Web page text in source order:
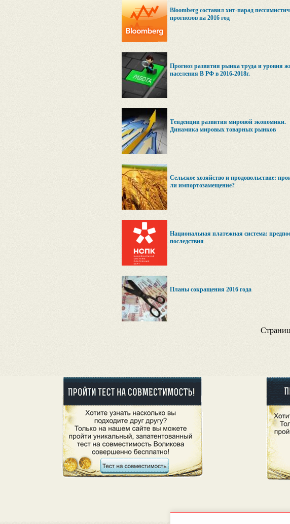
Bloomberg составил хит-парад
прогнозов на 2016 год
Прогноз развития рынка труда и уровня
населения В РФ в 2016-2018г.
Тенденции развития мировой экономики.
Динамика мировых товарных рынков
Cельское хозяйство и продовольствие:
ли импортозамещение?
Национальная платежная система:
последствия
Планы сокращения 2016 года